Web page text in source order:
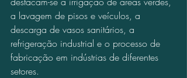
a lavagem de pisos e veículos, a
descarga de vasos sanitários, a
refrigeração industrial e o processo de
fabricação em indústrias de diferentes
setores.